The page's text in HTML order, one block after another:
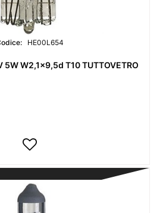
HE00L654
5W W2,1x9,5d T10 TUTTOVETRO